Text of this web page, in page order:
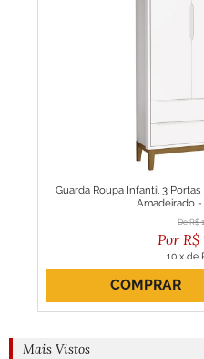
Guarda Roupa Infantil 3
Amadeirado
R$
R$
10 x de
COMPRAR
Mais Vistos